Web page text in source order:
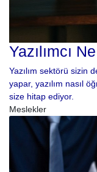
Yazılımcı
Yazılım sektörü sizin
yapar, yazılım nasıl
size hitap ediyor.
Meslekler